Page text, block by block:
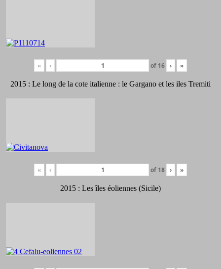
« ‹ of 16 › »
2015 : Le long de la cote italienne : le Gargano et les iles Tremiti
« ‹ of 18 › »
2015 : Les îles éoliennes (Sicile)